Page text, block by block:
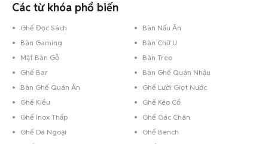
Các từ khóa phổ biến
Ghế Đọc Sách
Bàn Nấu Ăn
Bàn Gaming
Bàn Chữ U
Mặt Bàn Gỗ
Bàn Treo
Ghế Bar
Bàn Ghế Quán Nhậu
Bàn Ghế Quán Ăn
Ghế Lười Giọt Nước
Ghế Kiểu
Ghế Kéo Cổ
Ghế Inox Thấp
Ghế Gác Chân
Ghế Dã Ngoại
Ghế Bench